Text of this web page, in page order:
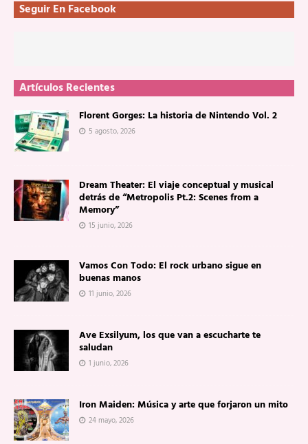
Seguir En Facebook
Artículos Recientes
Florent Gorges: La historia de Nintendo Vol. 2
5 agosto, 2026
Dream Theater: El viaje conceptual y musical
detrás de “Metropolis Pt.2: Scenes from a
Memory”
15 junio, 2026
Vamos Con Todo: El rock urbano sigue en
buenas manos
11 junio, 2026
Ave Exsilyum, los que van a escucharte te
saludan
1 junio, 2026
Iron Maiden: Música y arte que forjaron un mito
24 mayo, 2026